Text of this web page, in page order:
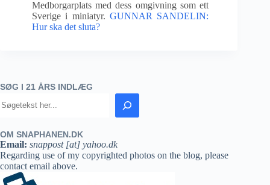
Medborgarplats med dess omgivning som ett
Sverige i miniatyr. GUNNAR SANDELIN:
Hur ska det sluta?
SØG I 21 ÅRS INDLÆG
OM SNAPHANEN.DK
Email: snappost [at] yahoo.dk
Regarding use of my copyrighted photos on the blog, please
contact email above.